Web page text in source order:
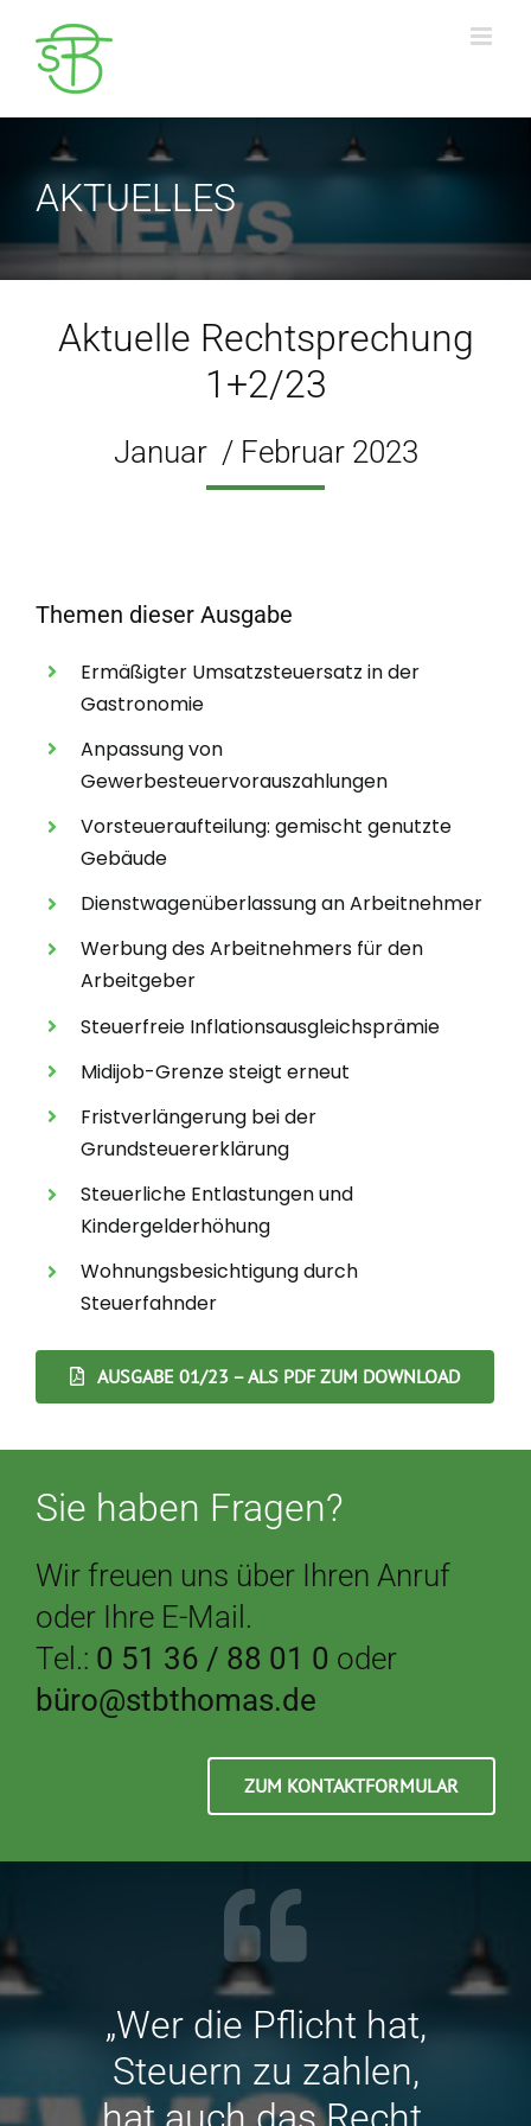
Inhalt
springen
AKTUELLES
Aktuelle Rechtsprechung
1+2/23
Januar / Februar 2023
Themen dieser Ausgabe
Ermäßigter Umsatzsteuersatz in der
Gastronomie
Anpassung von
Gewerbesteuervorauszahlungen
Vorsteueraufteilung: gemischt genutzte
Gebäude
Dienstwagenüberlassung an Arbeitnehmer
Werbung des Arbeitnehmers für den
Arbeitgeber
Steuerfreie Inflationsausgleichsprämie
Midijob-Grenze steigt erneut
Fristverlängerung bei der
Grundsteuererklärung
Steuerliche Entlastungen und
Kindergelderhöhung
Wohnungsbesichtigung durch
Steuerfahnder
AUSGABE 01/23 – ALS PDF ZUM DOWNLOAD
Sie haben Fragen?
Wir freuen uns über Ihren Anruf
oder Ihre E-Mail.
Tel.: 0 51 36 / 88 01 0 oder
büro@stbthomas.de
ZUM KONTAKTFORMULAR
„Wer die Pflicht hat,
Steuern zu zahlen,